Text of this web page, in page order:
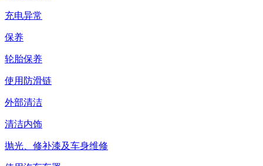
充电异常
保养
轮胎保养
使用防滑链
外部清洁
清洁内饰
抛光、修补漆及车身维修